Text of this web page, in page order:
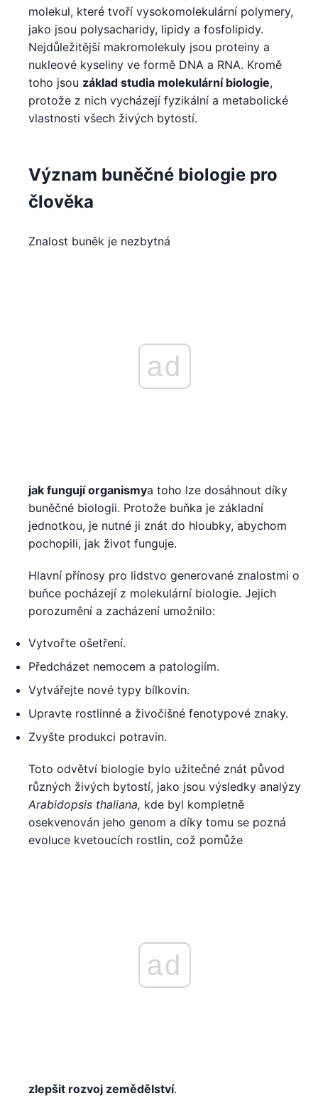
molekul, které tvoří vysokomolekulární polymery,
jako jsou polysacharidy, lipidy a fosfolipidy.
Nejdůležitější makromolekuly jsou proteiny a
nukleové kyseliny ve formě DNA a RNA. Kromě
toho jsou základ studia molekulární biologie,
protože z nich vycházejí fyzikální a metabolické
vlastnosti všech živých bytostí.
Význam buněčné biologie pro
člověka
Znalost buněk je nezbytná
ad
jak fungují organismya toho lze dosáhnout díky
buněčné biologii. Protože buňka je základní
jednotkou, je nutné ji znát do hloubky, abychom
pochopili, jak život funguje.
Hlavní přínosy pro lidstvo generované znalostmi o
buňce pocházejí z molekulární biologie. Jejich
porozumění a zacházení umožnilo:
Vytvořte ošetření.
Předcházet nemocem a patologiím.
Vytvářejte nové typy bílkovin.
Upravte rostlinné a živočišné fenotypové znaky.
Zvyšte produkci potravin.
Toto odvětví biologie bylo užitečné znát původ
různých živých bytostí, jako jsou výsledky analýzy
Arabidopsis thaliana, kde byl kompletně
osekvenován jeho genom a díky tomu se pozná
evoluce kvetoucích rostlin, což pomůže
ad
zlepšit rozvoj zemědělství.